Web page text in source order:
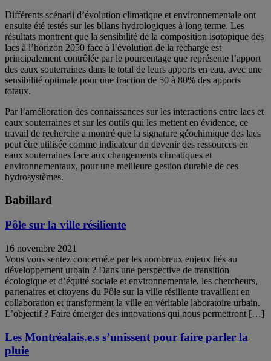
Différents scénarii d’évolution climatique et environnementale ont
ensuite été testés sur les bilans hydrologiques à long terme. Les
résultats montrent que la sensibilité de la composition isotopique des
lacs à l’horizon 2050 face à l’évolution de la recharge est
principalement contrôlée par le pourcentage que représente l’apport
des eaux souterraines dans le total de leurs apports en eau, avec une
sensibilité optimale pour une fraction de 50 à 80% des apports
totaux.
Par l’amélioration des connaissances sur les interactions entre lacs et
eaux souterraines et sur les outils qui les mettent en évidence, ce
travail de recherche a montré que la signature géochimique des lacs
peut être utilisée comme indicateur du devenir des ressources en
eaux souterraines face aux changements climatiques et
environnementaux, pour une meilleure gestion durable de ces
hydrosystèmes.
Babillard
Pôle sur la ville résiliente
16 novembre 2021
Vous vous sentez concerné.e par les nombreux enjeux liés au
développement urbain ? Dans une perspective de transition
écologique et d’équité sociale et environnementale, les chercheurs,
partenaires et citoyens du Pôle sur la ville résiliente travaillent en
collaboration et transforment la ville en véritable laboratoire urbain.
L’objectif ? Faire émerger des innovations qui nous permettront […]
Les Montréalais.e.s s’unissent pour faire parler la
pluie